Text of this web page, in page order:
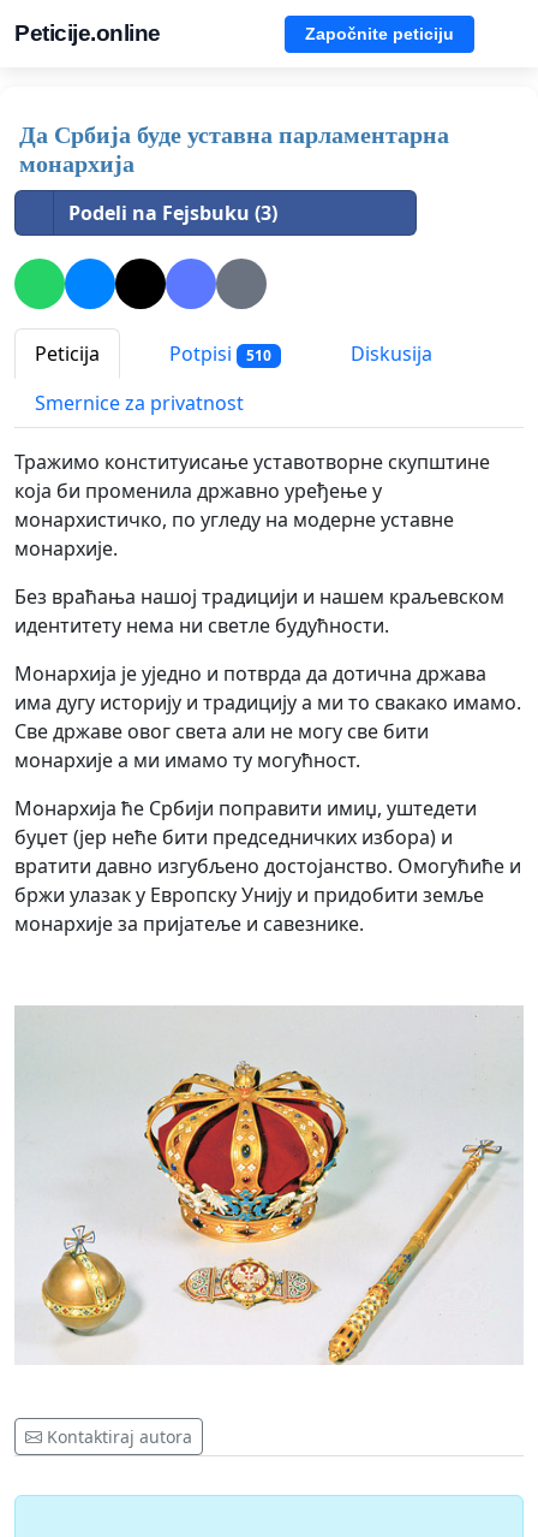
Peticije.online Započnite peticiju
Да Србија буде уставна парламентарна
монархија
Podeli na Fejsbuku (3)
Peticija Potpisi 510
Diskusija
Smernice za privatnost
Тражимо конституисање уставотворне скупштине
која би променила државно уређење у
монархистичко, по угледу на модерне уставне
монархије.
Без враћања нашој традицији и нашем краљевском
идентитету нема ни светле будућности.
Монархија је уједно и потврда да дотична држава
има дугу историју и традицију а ми то свакако имамо.
Све државе овог света али не могу све бити
монархије а ми имамо ту могућност.
Монархија ће Србији поправити имиџ, уштедети
буџет (јер неће бити председничких избора) и
вратити давно изгубљено достојанство. Омогућиће и
бржи улазак у Европску Унију и придобити земље
монархије за пријатеље и савезнике.
Kontaktiraj autora